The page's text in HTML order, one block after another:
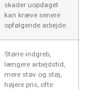
skader uopdaget
kan kræve senere
opfølgende arbejde.
Større indgreb,
længere arbejdstid,
mere støv og støj,
højere pris, ofte